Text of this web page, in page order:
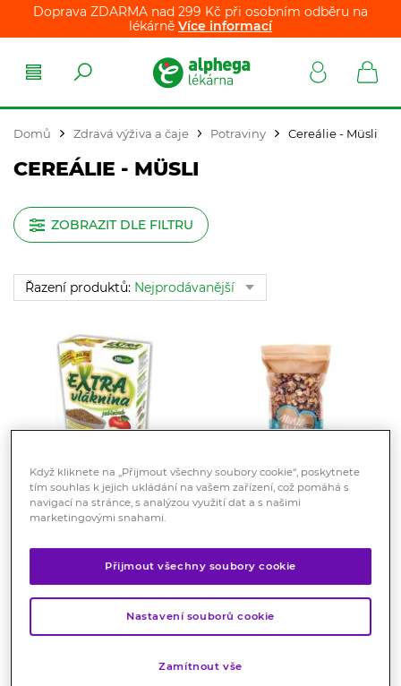
Doprava ZDARMA nad 299 Kč při osobním odběru na
lékárně Více informací
Domů Zdravá výživa a čaje Potraviny Cereálie - Müsli
CEREÁLIE - MÜSLI
ZOBRAZIT DLE FILTRU
Řazení produktů: Nejprodávanější
Extra vláknina směs z
obilovin jablečná 350 g
jablečnou vlákninu a
jablečnou mouku.
Skladem > 10 ks
79Kč
KOUPIT
TOPNATUR Müsli
srdcem Paleo a Kokos
Müsli Paleo a Kokos bez lepku,
spékaným müsli.
129Kč
KOUPIT
Když kliknete na „Přijmout všechny soubory cookie“, poskytnete
tím souhlas k jejich ukládání na vašem zařízení, což pomáhá s
navigací na stránce, s analýzou využití dat a s našimi
marketingovými snahami.
Přijmout všechny soubory cookie
Nastavení souborů cookie
Zamítnout vše